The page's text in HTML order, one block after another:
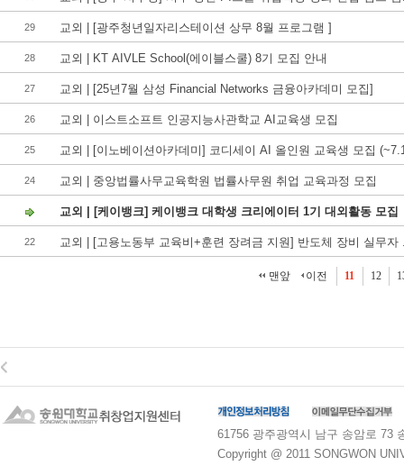
29 교외 | [광주청년일자리스테이션 상무 8월 프로그램 ]
28 교외 | KT AIVLE School(에이블스쿨) 8기 모집 안내
27 교외 | [25년7월 삼성 Financial Networks 금융아카데미 모집]
26 교외 | 이스트소프트 인공지능사관학교 AI교육생 모집
25 교외 | [이노베이션아카데미] 코디세이 AI 올인원 교육생 모집
24 교외 | 중앙법률사무교육학원 법률사무원 취업 교육과정 모집
교외 | [케이뱅크] 케이뱅크 대학생 크리에이터 1기 대외활동 모집
22 교외 | [고용노동부 교육비+훈련 장려금 지원] 반도체 장비 실무자
맨앞 이전 11 12
61756 광주광역시 남구 송암로 73
Copyright @ 2011 SONGWON